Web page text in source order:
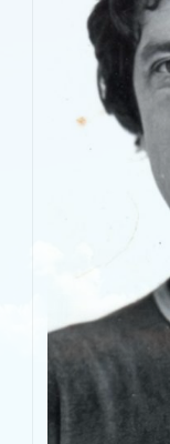
Фомин Виктор
Шмуш Геннадий
Штауберг
Чемпионат 2000-
Чемпионат 2014
Чемпионат 2015
Чемпионат 2016